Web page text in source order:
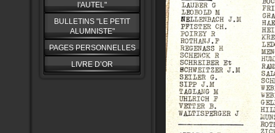
l'AUTEL"
BULLETINS "LE PETIT
ALUMNISTE"
PAGES PERSONNELLES
LIVRE D’OR